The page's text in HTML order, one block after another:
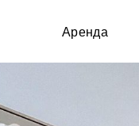
Аренда